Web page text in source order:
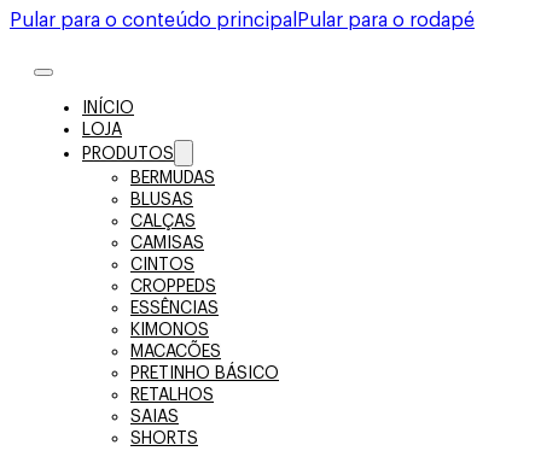
Pular para o conteúdo principal Pular para o rodapé
INÍCIO
LOJA
PRODUTOS
BERMUDAS
BLUSAS
CALÇAS
CAMISAS
CINTOS
CROPPEDS
ESSÊNCIAS
KIMONOS
MACACÕES
PRETINHO BÁSICO
RETALHOS
SAIAS
SHORTS